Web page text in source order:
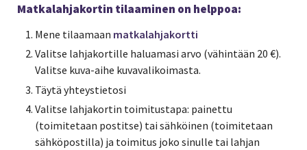
Matkalahjakortin tilaaminen on helppoa:
Mene tilaamaan matkalahjakortti
Valitse lahjakortille haluamasi arvo (vähintään 20 €).
Valitse kuva-aihe kuvavalikoimasta.
Täytä yhteystietosi
Valitse lahjakortin toimitustapa: painettu
(toimitetaan postitse) tai sähköinen (toimitetaan
sähköpostilla) ja toimitus joko sinulle tai lahjan